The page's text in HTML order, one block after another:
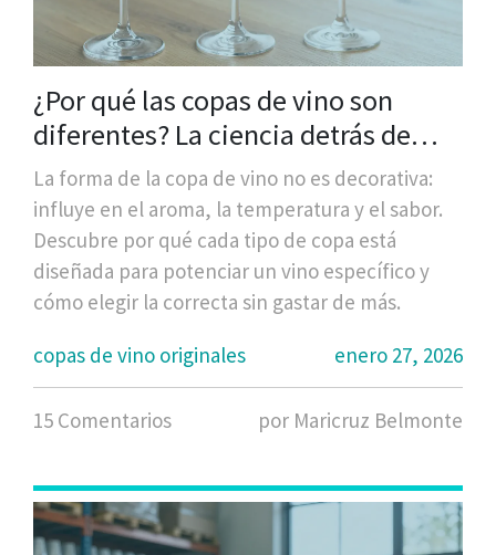
¿Por qué las copas de vino son
diferentes? La ciencia detrás de
cada forma
La forma de la copa de vino no es decorativa:
influye en el aroma, la temperatura y el sabor.
Descubre por qué cada tipo de copa está
diseñada para potenciar un vino específico y
cómo elegir la correcta sin gastar de más.
copas de vino originales
enero 27, 2026
15 Comentarios por Maricruz Belmonte